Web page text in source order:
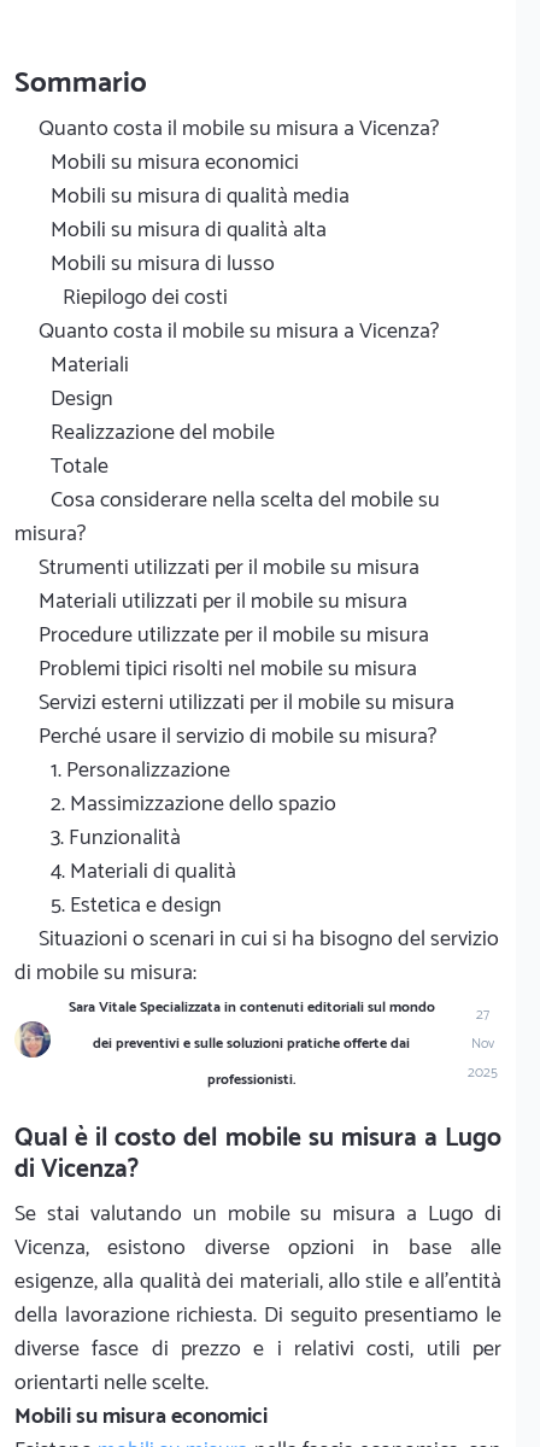
Sommario
Quanto costa il mobile su misura a Vicenza?
Mobili su misura economici
Mobili su misura di qualità media
Mobili su misura di qualità alta
Mobili su misura di lusso
Riepilogo dei costi
Quanto costa il mobile su misura a Vicenza?
Materiali
Design
Realizzazione del mobile
Totale
Cosa considerare nella scelta del mobile su
misura?
Strumenti utilizzati per il mobile su misura
Materiali utilizzati per il mobile su misura
Procedure utilizzate per il mobile su misura
Problemi tipici risolti nel mobile su misura
Servizi esterni utilizzati per il mobile su misura
Perché usare il servizio di mobile su misura?
1. Personalizzazione
2. Massimizzazione dello spazio
3. Funzionalità
4. Materiali di qualità
5. Estetica e design
Situazioni o scenari in cui si ha bisogno del servizio
di mobile su misura:
Sara Vitale Specializzata in contenuti editoriali sul mondo
dei preventivi e sulle soluzioni pratiche offerte dai
professionisti.
27
Nov
2025
Qual è il costo del mobile su misura a Lugo
di Vicenza?
Se stai valutando un mobile su misura a Lugo di
Vicenza, esistono diverse opzioni in base alle
esigenze, alla qualità dei materiali, allo stile e all'entità
della lavorazione richiesta. Di seguito presentiamo le
diverse fasce di prezzo e i relativi costi, utili per
orientarti nelle scelte.
Mobili su misura economici